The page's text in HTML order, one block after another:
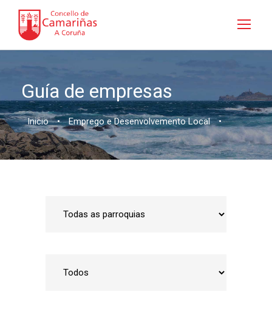
Guía de empresas
Inicio • Emprego e Desenvolvemento Local •